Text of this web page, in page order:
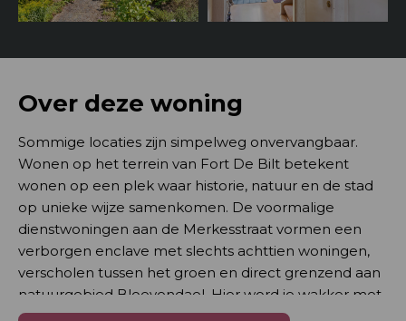
Over deze woning
Sommige locaties zijn simpelweg onvervangbaar.
Wonen op het terrein van Fort De Bilt betekent
wonen op een plek waar historie, natuur en de stad
op unieke wijze samenkomen. De voormalige
dienstwoningen aan de Merkesstraat vormen een
verborgen enclave met slechts achttien woningen,
verscholen tussen het groen en direct grenzend aan
natuurgebied Bloeyendael. Hier word je wakker met
vogelgezang in plaats van stadsgeluiden, terwijl je